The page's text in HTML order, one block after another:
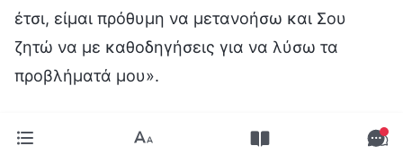
έτσι, είμαι πρόθυμη να μετανοήσω και Σου
ζητώ να με καθοδηγήσεις για να λύσω τα
προβλήματά μου».
Αργότερα, διάβασα ένα χωρίο από τα λόγια του